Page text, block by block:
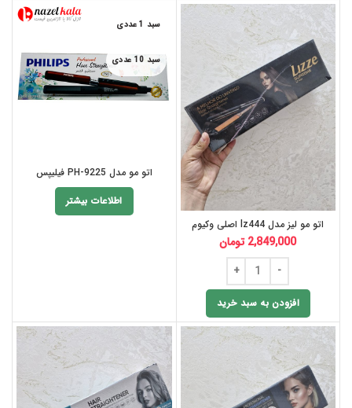
اتو مو لیز مدل lz444 اصلی وکیوم
2,849,000 تومان
افزودن به سبد خرید
سبد 1 عددی
سبد 10 عددی
اتو مو مدل PH-9225 فیلیپس
اطلاعات بیشتر